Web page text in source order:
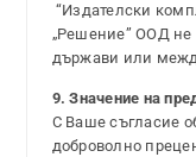
“Издателски
„Решение” ООД не
държави или
9. Значение на
С Ваше съгласие
доброволно